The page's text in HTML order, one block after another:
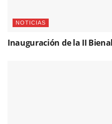
NOTICIAS
Inauguración de la II